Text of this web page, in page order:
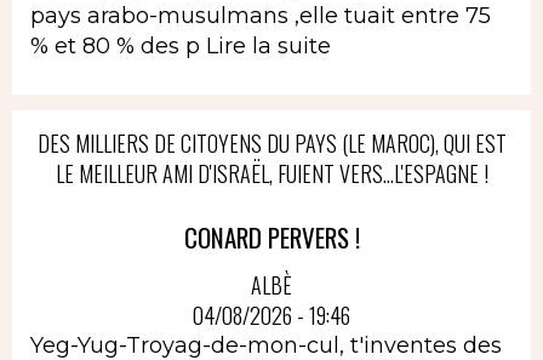
pays arabo-musulmans ,elle tuait entre 75
% et 80 % des p Lire la suite
DES MILLIERS DE CITOYENS DU PAYS (LE MAROC), QUI EST
LE MEILLEUR AMI D'ISRAËL, FUIENT VERS...L'ESPAGNE !
CONARD PERVERS !
ALBÈ
04/08/2026 - 19:46
Yeg-Yug-Troyag-de-mon-cul, t'inventes des